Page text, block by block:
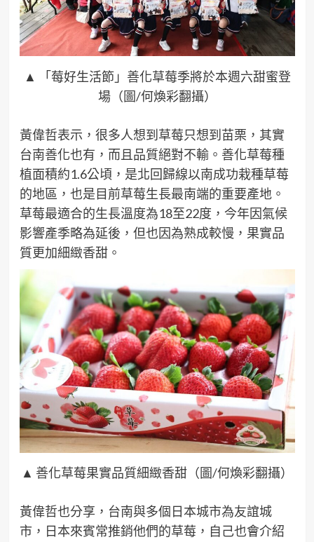
▲ 「莓好生活節」善化草莓季將於本週六甜蜜登
場（圖/何煥彩翻攝）
黃偉哲表示，很多人想到草莓只想到苗栗，其實
台南善化也有，而且品質絕對不輸。善化草莓種
植面積約1.6公頃，是北回歸線以南成功栽種草莓
的地區，也是目前草莓生長最南端的重要產地。
草莓最適合的生長溫度為18至22度，今年因氣候
影響產季略為延後，但也因為熟成較慢，果實品
質更加細緻香甜。
▲ 善化草莓果實品質細緻香甜（圖/何煥彩翻攝）
黃偉哲也分享，台南與多個日本城市為友誼城
市，日本來賓常推銷他們的草莓，自己也會介紹